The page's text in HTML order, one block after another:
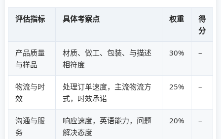
评估指标 具体考察点 权重
得
分
产品质量
与样品
材质、做工、包装、与描述
相符度
30% –
物流与时
效
处理订单速度，主流物流方
式，时效承诺
25% –
沟通与服
务
响应速度，英语能力，问题
解决态度
20% –